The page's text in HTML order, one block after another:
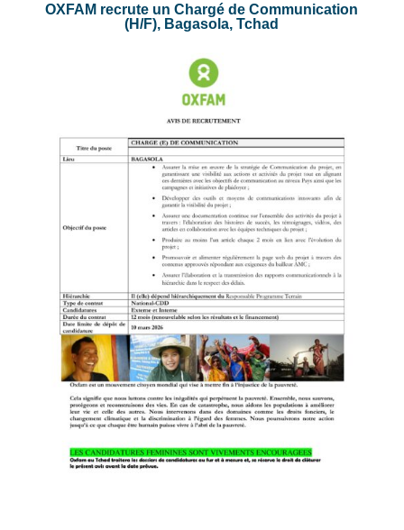
OXFAM recrute un Chargé de Communication
(H/F), Bagasola, Tchad